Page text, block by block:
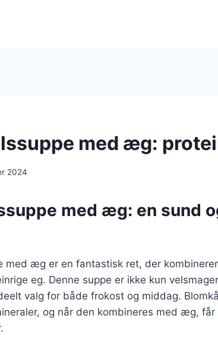
med æg:
2024
med æg: en sund
med æg er en fantastisk ret, der
eg. Denne suppe er ikke kun
valg for både frokost og middag.
og når den kombineres med æg,